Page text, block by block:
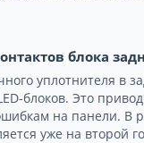
блока
уплотнителя в
блоков. Это
на панели. В
уже на второй